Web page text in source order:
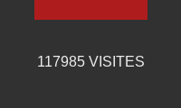
117985VISITES